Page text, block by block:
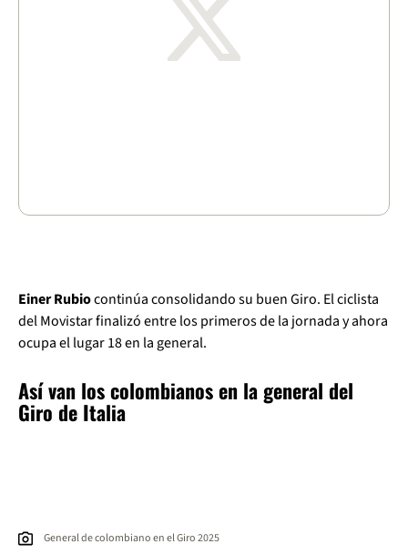
Einer Rubiocontinúa consolidando su buen Giro. El ciclista
del Movistar finalizó entre los primeros de la jornada y ahora
ocupa el lugar 18 en la general.
Así van los colombianos en la general del
Giro de Italia
General de colombiano en el Giro 2025